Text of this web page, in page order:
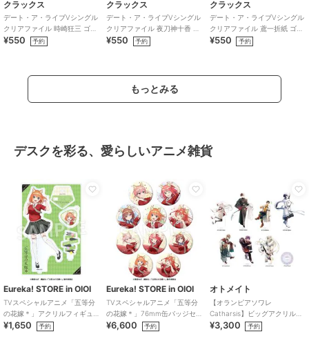
クラックス
デート・ア・ライブVシングル
クリアファイル 時崎狂三 ゴシ
ックドール
¥550 予約
クラックス
デート・ア・ライブVシングル
クリアファイル 夜刀神十香 ゴ
シックドール
¥550 予約
クラックス
デート・ア・ライブVシングル
クリアファイル 鳶一折紙 ゴシ
ックドール
¥550 予約
もっとみる
デスクを彩る、愛らしいアニメ雑貨
Eureka! STORE in OIOI
TVスペシャルアニメ「五等分
の花嫁＊」アクリルフィギュ
ア 四葉
¥1,650 予約
Eureka! STORE in OIOI
TVスペシャルアニメ「五等分
の花嫁＊」76mm缶バッジセ
ット
¥6,600 予約
オトメイト
【オランピアソワレ
Catharsis】ビッグアクリルス
タンド(全7種)
¥3,300 予約